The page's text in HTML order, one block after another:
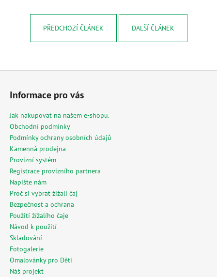
PŘEDCHOZÍ ČLÁNEK DALŠÍ ČLÁNEK
Informace pro vás
Jak nakupovat na našem e-shopu.
Obchodní podmínky
Podmínky ochrany osobních údajů
Kamenná prodejna
Provizní systém
Registrace provizního partnera
Napište nám
Proč si vybrat žížalí čaj
Bezpečnost a ochrana
Použití žížalího čaje
Návod k použití
Skladování
Fotogalerie
Omalovánky pro Děti
Náš projekt